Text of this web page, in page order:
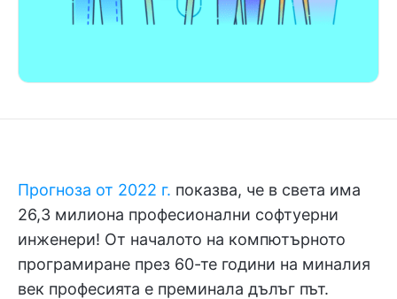
Прогноза от 2022 г. показва, че в света има
26,3 милиона професионални софтуерни
инженери! От началото на компютърното
програмиране през 60-те години на миналия
век професията е преминала дълъг път.